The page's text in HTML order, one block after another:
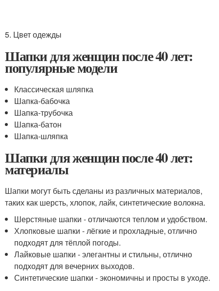
5. Цвет одежды
Шапки для женщин после 40 лет:
популярные модели
Классическая шляпка
Шапка-бабочка
Шапка-трубочка
Шапка-батон
Шапка-шляпка
Шапки для женщин после 40 лет:
материалы
Шапки могут быть сделаны из различных материалов,
таких как шерсть, хлопок, лайк, синтетические волокна.
Шерстяные шапки - отличаются теплом и удобством.
Хлопковые шапки - лёгкие и прохладные, отлично
подходят для тёплой погоды.
Лайковые шапки - элегантны и стильны, отлично
подходят для вечерних выходов.
Синтетические шапки - экономичны и просты в уходе.